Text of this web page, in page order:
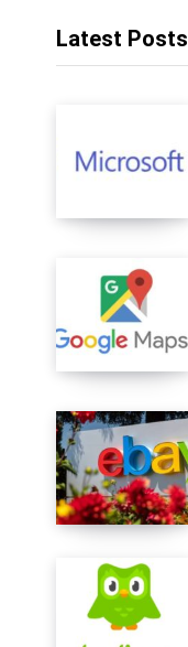
Latest Posts